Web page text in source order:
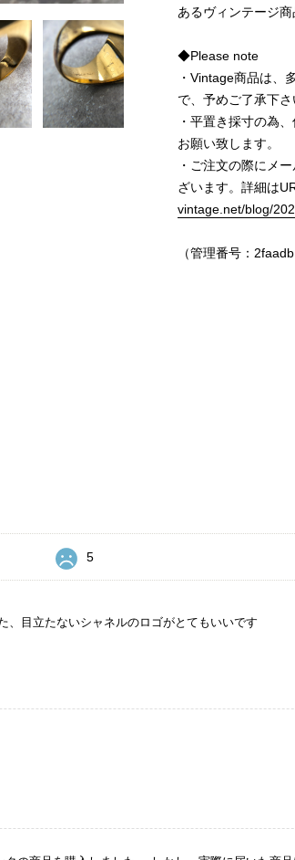
あるヴィンテージ商
◆Please note
・Vintage商品は、
で、予めご了承下さ
・平置き採寸の為
お願い致します。
・ご注文の際にメ
ざいます。詳細は
vintage.net/blog/
（管理番号：2faadb
5
、目立たないシャネルのロゴがとてもいいです